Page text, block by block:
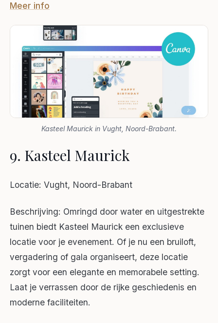
Meer info
Kasteel Maurick in Vught, Noord-Brabant.
9. Kasteel Maurick
Locatie: Vught, Noord-Brabant
Beschrijving: Omringd door water en uitgestrekte
tuinen biedt Kasteel Maurick een exclusieve
locatie voor je evenement. Of je nu een bruiloft,
vergadering of gala organiseert, deze locatie
zorgt voor een elegante en memorabele setting.
Laat je verrassen door de rijke geschiedenis en
moderne faciliteiten.